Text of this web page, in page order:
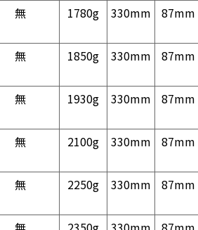
無 1780g 330mm 87mm
無 1850g 330mm 87mm
無 1930g 330mm 87mm
無 2100g 330mm 87mm
無 2250g 330mm 87mm